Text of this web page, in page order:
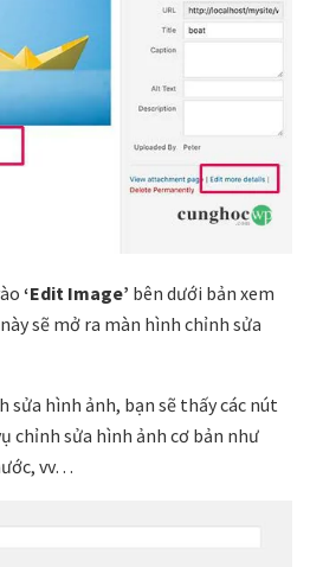
‘Edit Image’ bên dưới bản xem
sẽ mở ra màn hình chỉnh sửa
hình ảnh, bạn sẽ thấy các nút
chỉnh sửa hình ảnh cơ bản như
vv…